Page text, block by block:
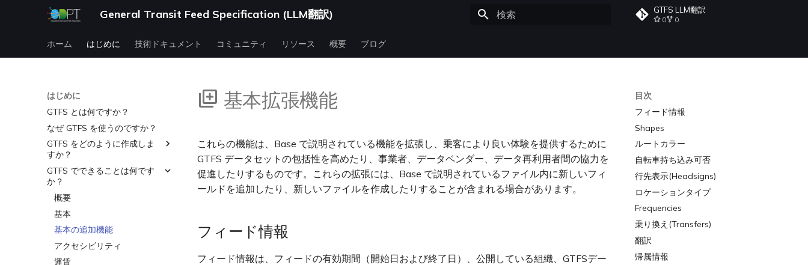
General Transit Feed Specification (LLM翻訳) GTFS LLM翻訳
0 0
ホーム はじめに 技術ドキュメント コミュニティ リソース 概要 ブログ
はじめに
GTFS とは何ですか？
なぜ GTFS を使うのですか？
GTFS をどのように作成しま
すか？
作成
検証
公開
GTFS でできることは何です
か？
概要
基本
基本の追加機能
アクセシビリティ
運賃
目次
フィード情報
Shapes
ルートカラー
自転車持ち込み可否
行先表示(Headsigns)
ロケーションタイプ
Frequencies
乗り換え(Transfers)
翻訳
帰属情報
基本拡張機能
これらの機能は、Base で説明されている機能を拡張し、乗客により良い体験を提供するために
GTFS データセットの包括性を高めたり、事業者、データベンダー、データ再利用者間の協力を
促進したりするものです。これらの拡張には、Base で説明されているファイル内に新しいフィ
ールドを追加したり、新しいファイルを作成したりすることが含まれる場合があります。
フィード情報
フィード情報は、フィードの有効期間（開始日および終了日）、公開している組織、GTFSデー